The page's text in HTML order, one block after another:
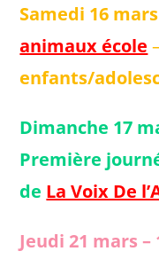
Samedi 16
animaux école
enfants/
Dimanche 17
Première
de La Voix De
Jeudi 21 mars –